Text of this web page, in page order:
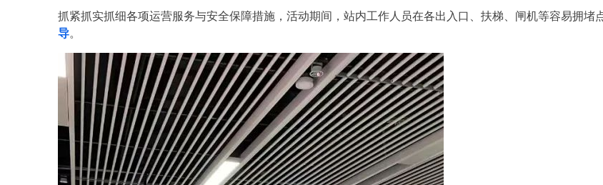
抓紧抓实抓细各项运营服务与安全保障措施，活动期间，站内工作人员在各出入口、扶梯、闸机等容易拥堵
导。